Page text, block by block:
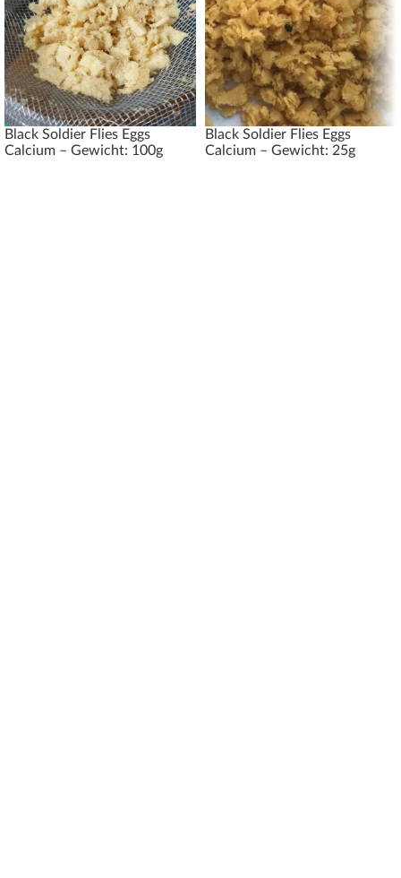
Black Soldier Flies Eggs
Calcium – Gewicht: 100g
Black Soldier Flies Eggs
Calcium – Gewicht: 25g